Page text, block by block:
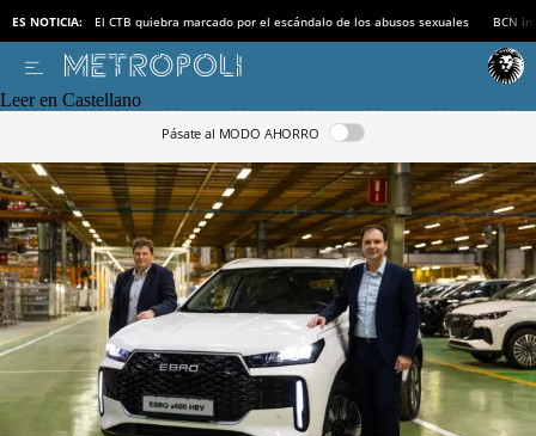
ES NOTICIA: El CTB quiebra marcado por el escándalo de los abusos sexuales BCN
Leer en Castellano
Pásate al MODO AHORRO